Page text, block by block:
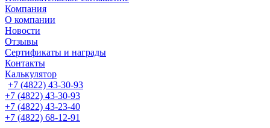
Компания
О компании
Новости
Отзывы
Сертификаты и награды
Контакты
Калькулятор
+7 (4822) 43-30-93
+7 (4822) 43-30-93
+7 (4822) 43-23-40
+7 (4822) 68-12-91